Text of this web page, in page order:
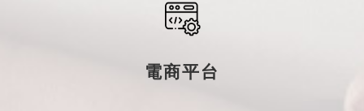
電商平台